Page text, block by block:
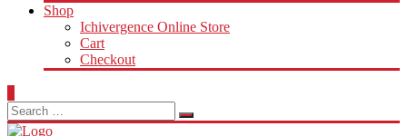
Shop
Ichivergence Online Store
Cart
Checkout
Search
for: